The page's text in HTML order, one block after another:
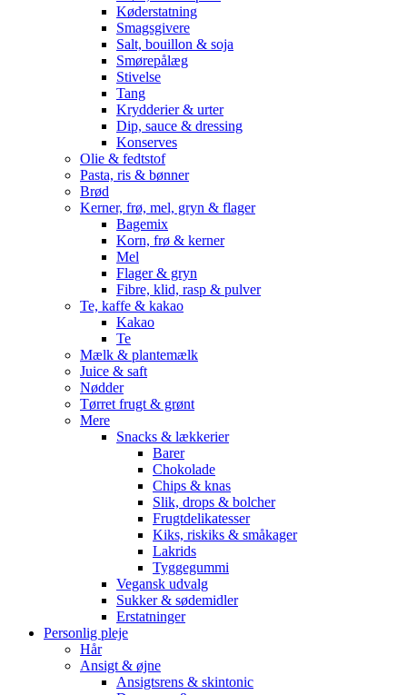
Køderstatning
Smagsgivere
Salt, bouillon & soja
Smørepålæg
Stivelse
Tang
Krydderier & urter
Dip, sauce & dressing
Konserves
Olie & fedtstof
Pasta, ris & bønner
Brød
Kerner, frø, mel, gryn & flager
Bagemix
Korn, frø & kerner
Mel
Flager & gryn
Fibre, klid, rasp & pulver
Te, kaffe & kakao
Kakao
Te
Mælk & plantemælk
Juice & saft
Nødder
Tørret frugt & grønt
Mere
Snacks & lækkerier
Barer
Chokolade
Chips & knas
Slik, drops & bolcher
Frugtdelikatesser
Kiks, riskiks & småkager
Lakrids
Tyggegummi
Vegansk udvalg
Sukker & sødemidler
Erstatninger
Personlig pleje
Hår
Ansigt & øjne
Ansigtsrens & skintonic